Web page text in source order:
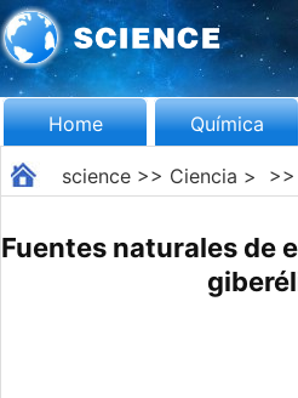
Home Química
science>> Ciencia > >>
Fuentes naturales de